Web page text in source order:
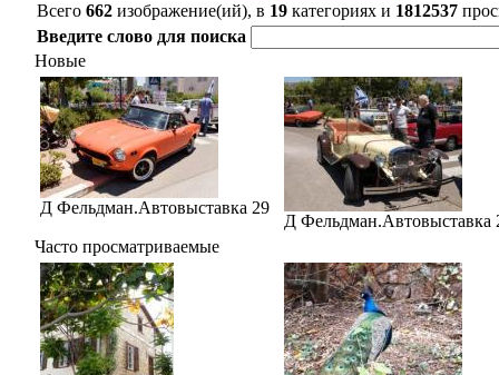
Всего 662 изображение(ий), в 19 категориях и 1812537
Введите слово для поиска
Новые
Д Фельдман.Автовыставка 29
Д Фельдман.Автовыставка
Часто просматриваемые